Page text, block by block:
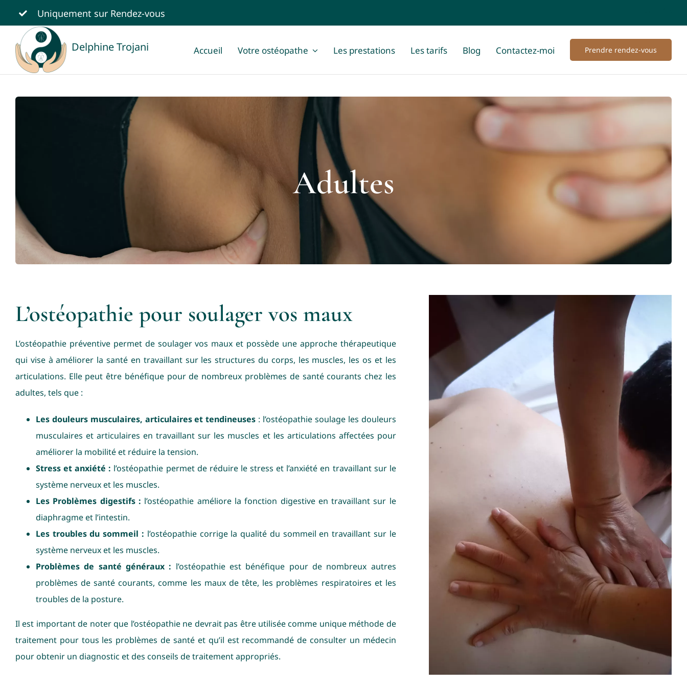
Passer
au
contenu
Uniquement sur Rendez-vous
Delphine Trojani Accueil Votre ostéopathe Les prestations Les tarifs Blog Contactez-moi Prendre rendez-vous
Adultes
L’ostéopathie pour soulager vos maux
L’ostéopathie préventive permet de soulager vos maux et possède une approche thérapeutique
qui vise à améliorer la santé en travaillant sur les structures du corps, les muscles, les os et les
articulations. Elle peut être bénéfique pour de nombreux problèmes de santé courants chez les
adultes, tels que :
Les douleurs musculaires, articulaires et tendineuses : l’ostéopathie soulage les douleurs
musculaires et articulaires en travaillant sur les muscles et les articulations affectées pour
améliorer la mobilité et réduire la tension.
Stress et anxiété : l’ostéopathie permet de réduire le stress et l’anxiété en travaillant sur le
système nerveux et les muscles.
Les Problèmes digestifs : l’ostéopathie améliore la fonction digestive en travaillant sur le
diaphragme et l’intestin.
Les troubles du sommeil : l’ostéopathie corrige la qualité du sommeil en travaillant sur le
système nerveux et les muscles.
Problèmes de santé généraux : l’ostéopathie est bénéfique pour de nombreux autres
problèmes de santé courants, comme les maux de tête, les problèmes respiratoires et les
troubles de la posture.
Il est important de noter que l’ostéopathie ne devrait pas être utilisée comme unique méthode de
traitement pour tous les problèmes de santé et qu’il est recommandé de consulter un médecin
pour obtenir un diagnostic et des conseils de traitement appropriés.